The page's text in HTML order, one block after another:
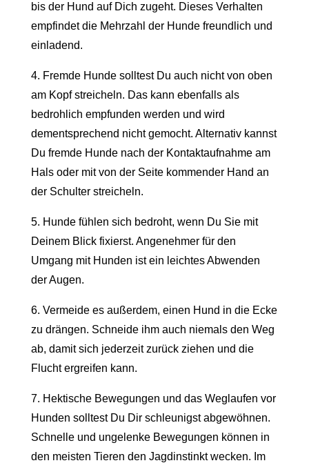
bis der Hund auf Dich zugeht. Dieses Verhalten
empfindet die Mehrzahl der Hunde freundlich und
einladend.
4. Fremde Hunde solltest Du auch nicht von oben
am Kopf streicheln. Das kann ebenfalls als
bedrohlich empfunden werden und wird
dementsprechend nicht gemocht. Alternativ kannst
Du fremde Hunde nach der Kontaktaufnahme am
Hals oder mit von der Seite kommender Hand an
der Schulter streicheln.
5. Hunde fühlen sich bedroht, wenn Du Sie mit
Deinem Blick fixierst. Angenehmer für den
Umgang mit Hunden ist ein leichtes Abwenden
der Augen.
6. Vermeide es außerdem, einen Hund in die Ecke
zu drängen. Schneide ihm auch niemals den Weg
ab, damit sich jederzeit zurück ziehen und die
Flucht ergreifen kann.
7. Hektische Bewegungen und das Weglaufen vor
Hunden solltest Du Dir schleunigst abgewöhnen.
Schnelle und ungelenke Bewegungen können in
den meisten Tieren den Jagdinstinkt wecken. Im